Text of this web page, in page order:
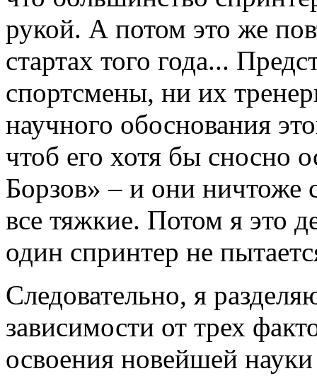
рукой. А потом это же
стартах того года...
спортсмены, ни их
научного обоснования
чтоб его хотя бы сносно
Борзов» – и они ничтоже
все тяжкие. Потом я это
один спринтер не
Следовательно, я
зависимости от трех
освоения новейшей